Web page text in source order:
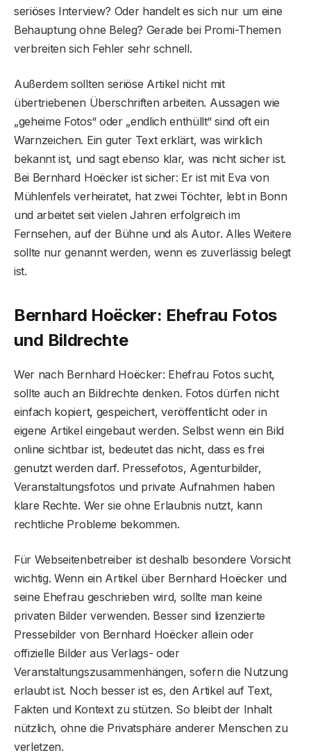
seriöses Interview? Oder handelt es sich nur um eine
Behauptung ohne Beleg? Gerade bei Promi-Themen
verbreiten sich Fehler sehr schnell.
Außerdem sollten seriöse Artikel nicht mit
übertriebenen Überschriften arbeiten. Aussagen wie
„geheime Fotos“ oder „endlich enthüllt“ sind oft ein
Warnzeichen. Ein guter Text erklärt, was wirklich
bekannt ist, und sagt ebenso klar, was nicht sicher ist.
Bei Bernhard Hoëcker ist sicher: Er ist mit Eva von
Mühlenfels verheiratet, hat zwei Töchter, lebt in Bonn
und arbeitet seit vielen Jahren erfolgreich im
Fernsehen, auf der Bühne und als Autor. Alles Weitere
sollte nur genannt werden, wenn es zuverlässig belegt
ist.
Bernhard Hoëcker: Ehefrau Fotos
und Bildrechte
Wer nach Bernhard Hoëcker: Ehefrau Fotos sucht,
sollte auch an Bildrechte denken. Fotos dürfen nicht
einfach kopiert, gespeichert, veröffentlicht oder in
eigene Artikel eingebaut werden. Selbst wenn ein Bild
online sichtbar ist, bedeutet das nicht, dass es frei
genutzt werden darf. Pressefotos, Agenturbilder,
Veranstaltungsfotos und private Aufnahmen haben
klare Rechte. Wer sie ohne Erlaubnis nutzt, kann
rechtliche Probleme bekommen.
Für Webseitenbetreiber ist deshalb besondere Vorsicht
wichtig. Wenn ein Artikel über Bernhard Hoëcker und
seine Ehefrau geschrieben wird, sollte man keine
privaten Bilder verwenden. Besser sind lizenzierte
Pressebilder von Bernhard Hoëcker allein oder
offizielle Bilder aus Verlags- oder
Veranstaltungszusammenhängen, sofern die Nutzung
erlaubt ist. Noch besser ist es, den Artikel auf Text,
Fakten und Kontext zu stützen. So bleibt der Inhalt
nützlich, ohne die Privatsphäre anderer Menschen zu
verletzen.